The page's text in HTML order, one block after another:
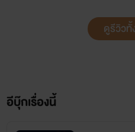
ดูรีวิว
อีบุ๊กเรื่องนี้